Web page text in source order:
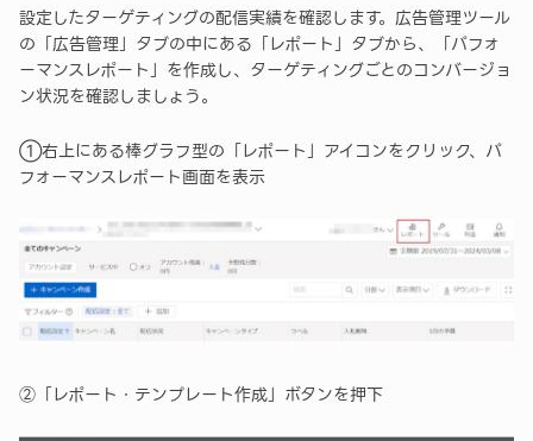
設定したターゲティングの配信実績を確認します。広告管理ツール
の「広告管理」タブの中にある「レポート」タブから、「パフォ
ーマンスレポート」を作成し、ターゲティングごとのコンバージョ
ン状況を確認しましょう。
➀右上にある棒グラフ型の「レポート」アイコンをクリック、パ
フォーマンスレポート画面を表示
②「レポート・テンプレート作成」ボタンを押下